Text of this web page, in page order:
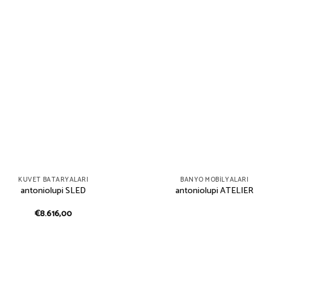
KÜVET BATARYALARI
antoniolupi SLED
€8.616,00
BANYO MOBILYALARI
antoniolupi ATELIER